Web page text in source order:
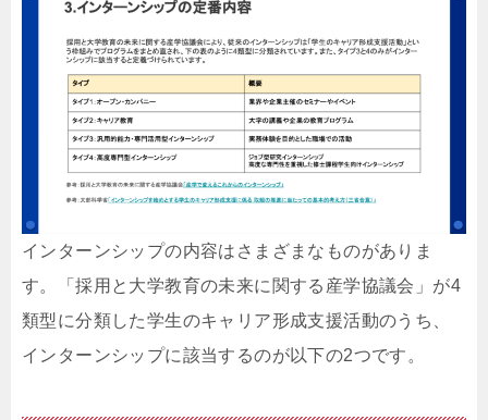
インターンシップの内容はさまざまなものがありま
す。「採用と大学教育の未来に関する産学協議会」が4
類型に分類した学生のキャリア形成支援活動のうち、
インターンシップに該当するのが以下の2つです。